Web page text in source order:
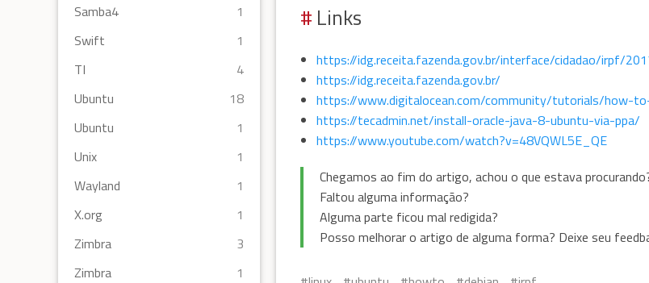
Samba4
1
Swift
1
TI
4
Ubuntu
18
Ubuntu
1
Unix
1
Wayland
1
X.org
1
Zimbra
3
Zimbra
1
Links
https://idg.receita.fazenda.gov.br/interface/cidadao/irpf/
https://idg.receita.fazenda.gov.br/
https://www.digitalocean.com/community/tutorials/how-
https://tecadmin.net/install-oracle-java-8-ubuntu-via-ppa/
https://www.youtube.com/watch?v=48VQWL5E_QE
Chegamos ao fim do artigo, achou o que estava
Faltou alguma informação?
Alguma parte ficou mal redigida?
Posso melhorar o artigo de alguma forma? Deixe seu